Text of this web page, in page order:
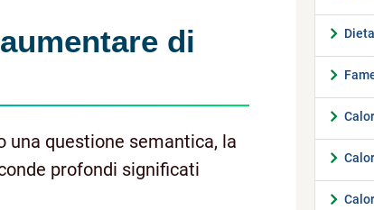
di
una questione semantica, la
profondi significati